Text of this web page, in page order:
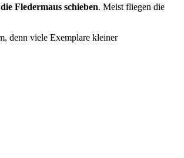
Fledermaus schieben. Meist fliegen die
denn viele Exemplare kleiner